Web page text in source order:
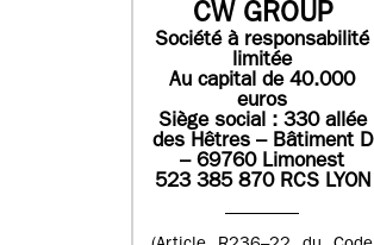
CW GROUP
Société à responsabilité
limitée
Au capital de 40.000
euros
Siège social : 330 allée
des Hêtres – Bâtiment D
– 69760 Limonest
523 385 870 RCS LYON